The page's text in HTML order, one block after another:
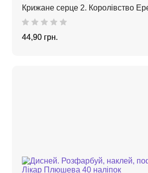
Крижане серце 2. Королівство
44,90 грн.